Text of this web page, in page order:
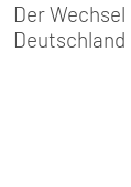
Der